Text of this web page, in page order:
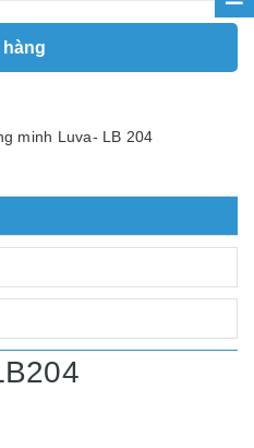
hàng
minh Luva- LB 204